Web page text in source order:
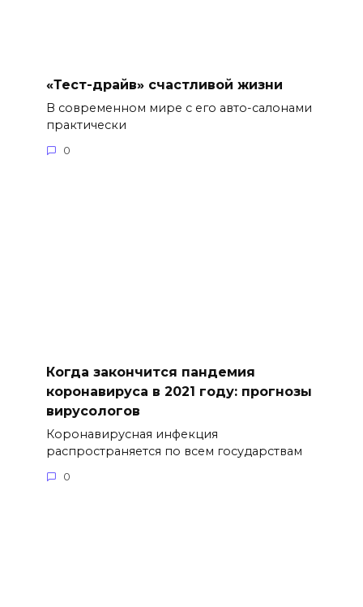
«Тест-драйв» счастливой жизни
В современном мире с его авто-салонами
практически
0
Когда закончится пандемия
коронавируса в 2021 году: прогнозы
вирусологов
Коронавирусная инфекция
распространяется по всем государствам
0